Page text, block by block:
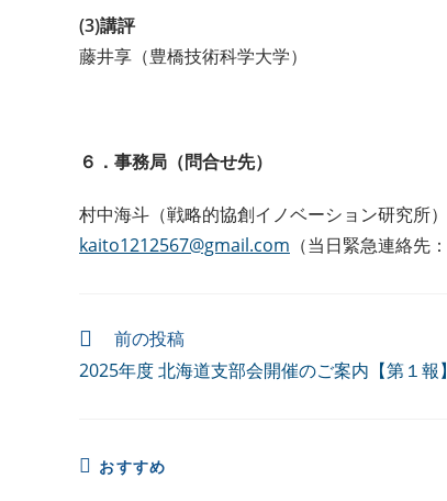
(3)講評
藤井享（豊橋技術科学大学）
６．事務局（問合せ先）
村中海斗（戦略的協創イノベーション研究所）
kaito1212567@gmail.com （当日緊急連絡先：
前の投稿
2025年度 北海道支部会開催のご案内【第１報】
おすすめ